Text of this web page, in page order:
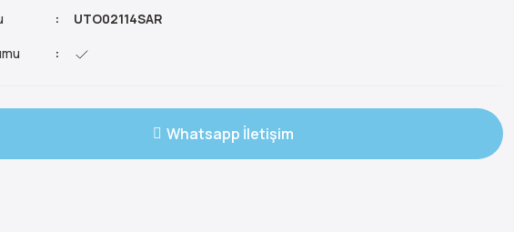
UTO02114SAR
Whatsapp İletişim